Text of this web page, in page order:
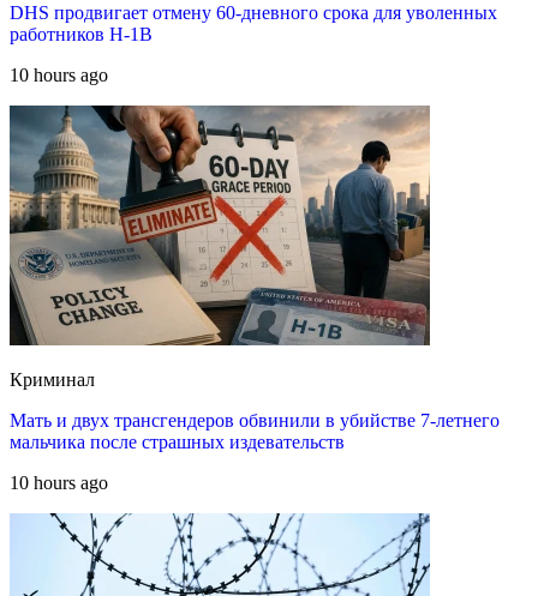
DHS продвигает отмену 60-дневного срока для уволенных
работников H-1B
10 hours ago
Криминал
Мать и двух трансгендеров обвинили в убийстве 7-летнего
мальчика после страшных издевательств
10 hours ago